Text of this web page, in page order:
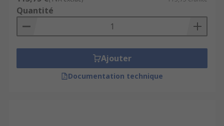
Quantité
Ajouter
Documentation technique